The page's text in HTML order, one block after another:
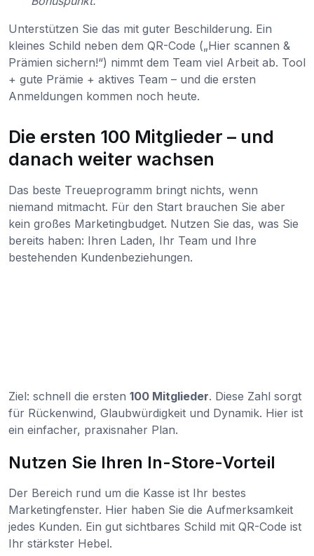
Unterstützen Sie das mit guter Beschilderung. Ein
kleines Schild neben dem QR-Code („Hier scannen &
Prämien sichern!“) nimmt dem Team viel Arbeit ab. Tool
+ gute Prämie + aktives Team – und die ersten
Anmeldungen kommen noch heute.
Die ersten 100 Mitglieder – und
danach weiter wachsen
Das beste Treueprogramm bringt nichts, wenn
niemand mitmacht. Für den Start brauchen Sie aber
kein großes Marketingbudget. Nutzen Sie das, was Sie
bereits haben: Ihren Laden, Ihr Team und Ihre
bestehenden Kundenbeziehungen.
Ziel: schnell die ersten 100 Mitglieder. Diese Zahl sorgt
für Rückenwind, Glaubwürdigkeit und Dynamik. Hier ist
ein einfacher, praxisnaher Plan.
Nutzen Sie Ihren In-Store-Vorteil
Der Bereich rund um die Kasse ist Ihr bestes
Marketingfenster. Hier haben Sie die Aufmerksamkeit
jedes Kunden. Ein gut sichtbares Schild mit QR-Code ist
Ihr stärkster Hebel.